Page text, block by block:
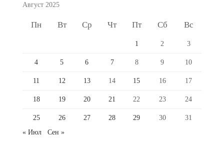
Август 2025
Пн Вт Ср Чт Пт Сб Вс
1 2 3
4 5 6 7 8 9 10
11 12 13 14 15 16 17
18 19 20 21 22 23 24
25 26 27 28 29 30
31
« Июл
Сен »